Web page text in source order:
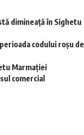
dimineață în Sighetu
codului roșu de
Marmației
comercial